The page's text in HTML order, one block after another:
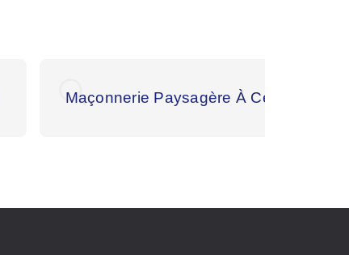
Maçonnerie Paysagère À Cérences